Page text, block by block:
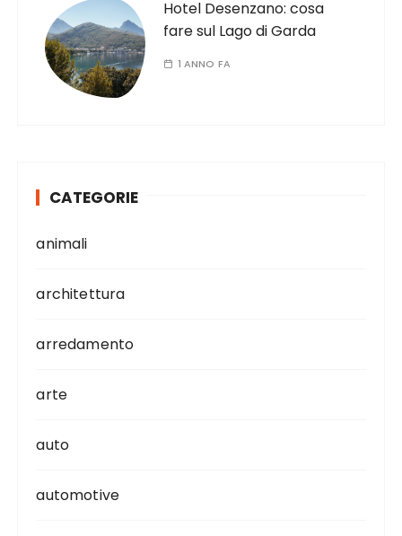
Hotel Desenzano: cosa
fare sul Lago di Garda
1 ANNO FA
CATEGORIE
animali
architettura
arredamento
arte
auto
automotive